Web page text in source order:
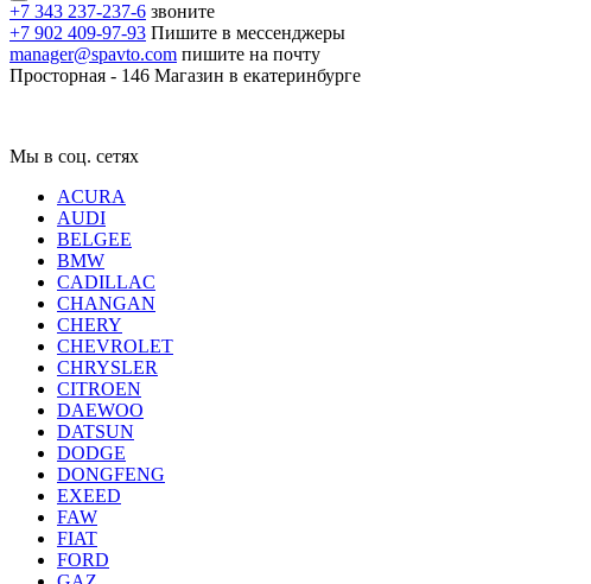
+7 343 237-237-6 звоните
+7 902 409-97-93 Пишите в мессенджеры
manager@spavto.com пишите на почту
Просторная - 146 Магазин в екатеринбурге
Мы в соц. сетях
ACURA
AUDI
BELGEE
BMW
CADILLAC
CHANGAN
CHERY
CHEVROLET
CHRYSLER
CITROEN
DAEWOO
DATSUN
DODGE
DONGFENG
EXEED
FAW
FIAT
FORD